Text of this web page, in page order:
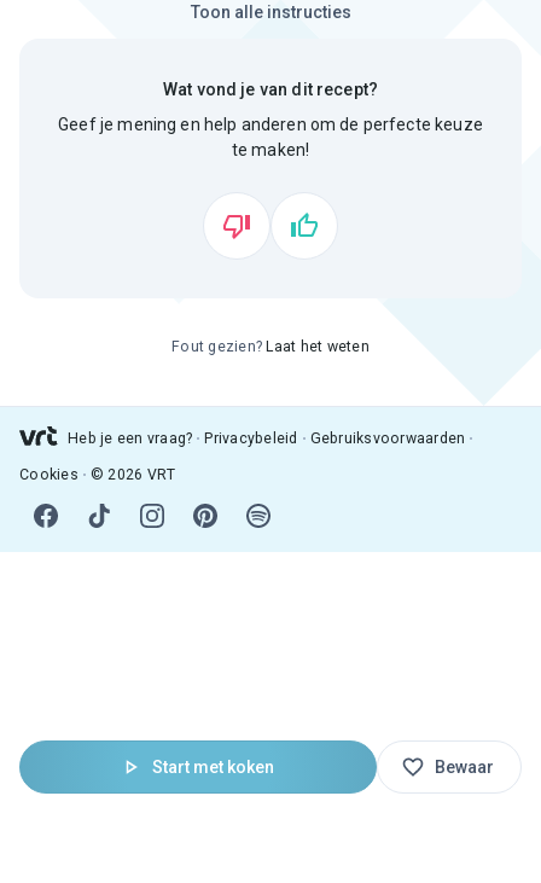
Start met koken Bewaar
Toon alle instructies
Wat vond je van dit recept?
Geef je mening en help anderen om de perfecte keuze
te maken!
Fout gezien? Laat het weten
Heb je een vraag? Privacybeleid Gebruiksvoorwaarden
Cookies © 2026 VRT